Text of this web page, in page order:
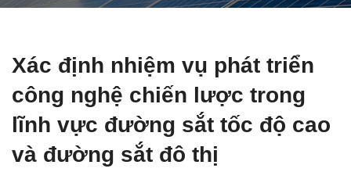
Xác định nhiệm vụ phát triển
công nghệ chiến lược trong
lĩnh vực đường sắt tốc độ cao
và đường sắt đô thị